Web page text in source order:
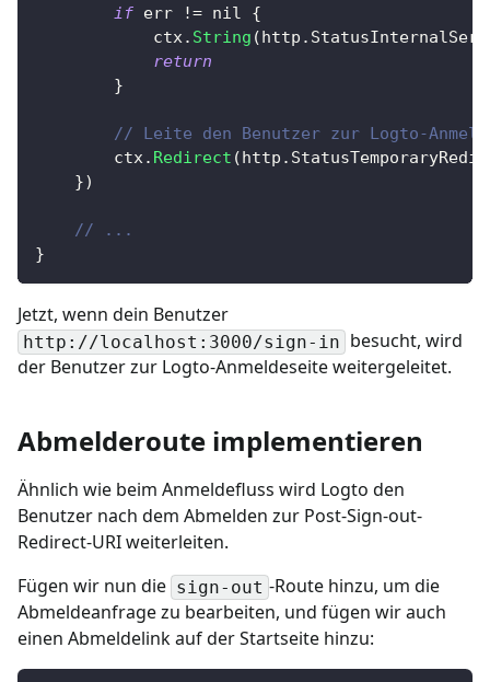
if err != nil
{
			ctx
. String (http .
return
}
// Leite den Benutzer zur Logto-
		ctx
. Redirect (http .
})
// ...
}
Jetzt, wenn dein Benutzer
http://localhost:3000/sign-in besucht, wird
der Benutzer zur Logto-Anmeldeseite weitergeleitet.
Abmelderoute implementieren
Ähnlich wie beim Anmeldefluss wird Logto den
Benutzer nach dem Abmelden zur Post-Sign-out-
Redirect-URI weiterleiten.
Fügen wir nun die sign-out -Route hinzu, um die
Abmeldeanfrage zu bearbeiten, und fügen wir auch
einen Abmeldelink auf der Startseite hinzu: